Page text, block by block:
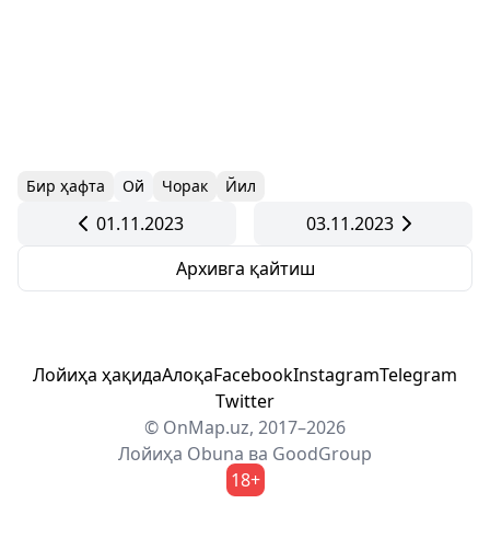
Бир ҳафта Ой Чорак Йил
01.11.2023
03.11.2023
Архивга қайтиш
Лойиҳа ҳақидаАлоқаFacebookInstagramTelegram
Twitter
© OnMap.uz, 2017–2026
Лойиҳа Obuna ва GoodGroup
18+